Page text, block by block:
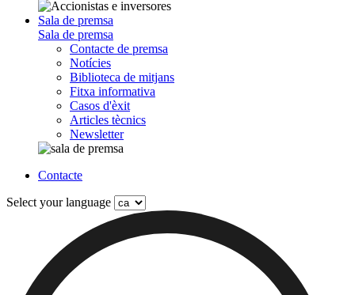
Sala de premsa
Sala de premsa
Contacte de premsa
Notícies
Biblioteca de mitjans
Fitxa informativa
Casos d'èxit
Articles tècnics
Newsletter
Contacte
Select your language